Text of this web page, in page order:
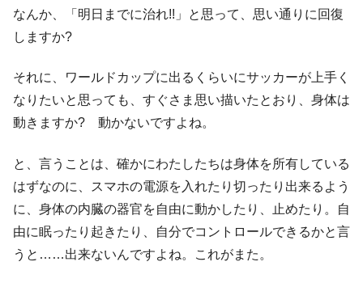
なんか、「明日までに治れ!!」と思って、思い通りに回復
しますか?
それに、ワールドカップに出るくらいにサッカーが上手く
なりたいと思っても、すぐさま思い描いたとおり、身体は
動きますか? 動かないですよね。
と、言うことは、確かにわたしたちは身体を所有している
はずなのに、スマホの電源を入れたり切ったり出来るよう
に、身体の内臓の器官を自由に動かしたり、止めたり。自
由に眠ったり起きたり、自分でコントロールできるかと言
うと……出来ないんですよね。これがまた。